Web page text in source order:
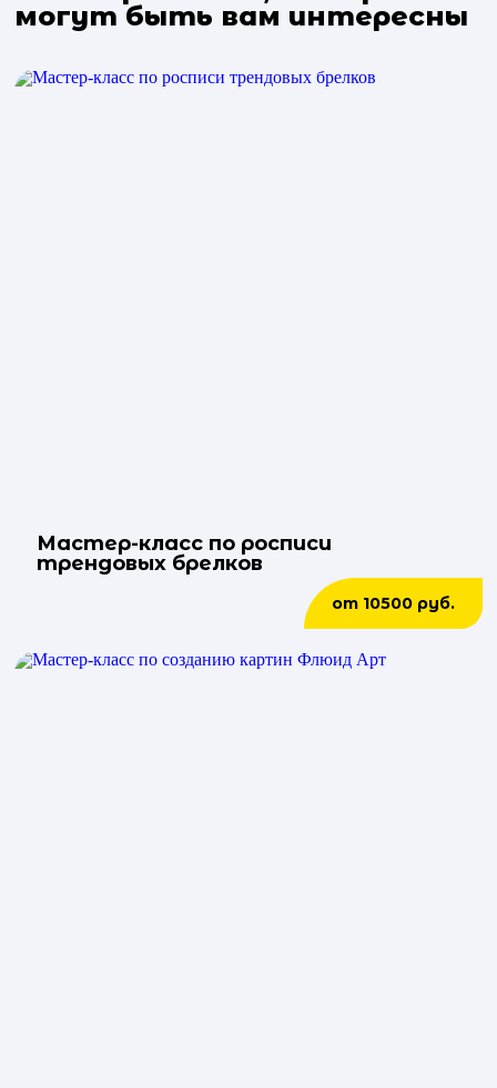
могут быть вам интересны
Мастер-класс по росписи
трендовых брелков
от 10500 руб.